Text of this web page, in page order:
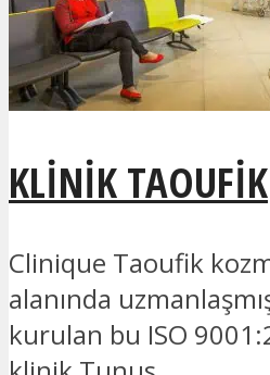
KLINIK TAOUFIK
Clinique Taoufik
alanında
kurulan bu ISO